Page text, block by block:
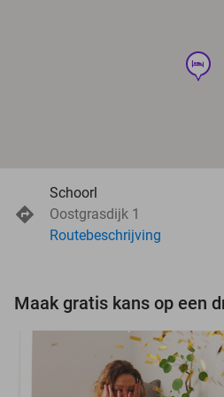
hotel
Schoorl
Oostgrasdijk 1
Routebeschrijving